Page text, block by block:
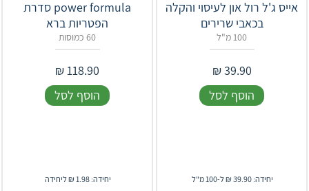
אייס ג'ל רול און לעיסוי והקלה
בכאבי שרירים
100 מ"ל
39.90
₪
הוסף לסל
יחידה: 39.90 ₪ ל-100 מ"ל
power formula סדרת
הפטריות ברא
60 כמוסות
118.90
₪
הוסף לסל
יחידה: 1.98 ₪ ליחידה